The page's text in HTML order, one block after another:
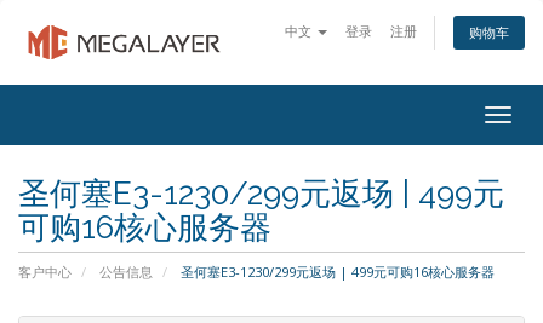
中文 登录 注册 购物车
圣何塞E3-1230/299元返场 | 499元
可购16核心服务器
客户中心 公告信息 圣何塞E3-1230/299元返场 | 499元可购16核心服务器